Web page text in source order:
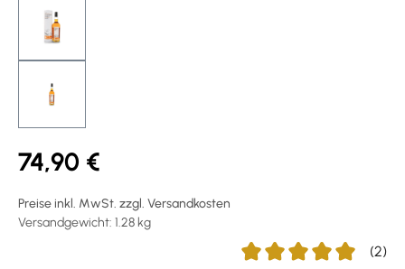
74,90 €
Preise inkl. MwSt. zzgl. Versandkosten
Versandgewicht: 1.28 kg
(2)